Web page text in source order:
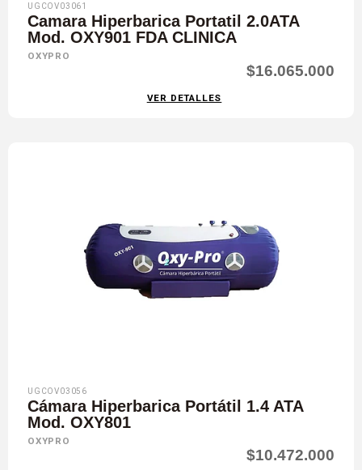
UGCOV03061
Camara Hiperbarica Portatil 2.0ATA
Mod. OXY901 FDA CLINICA
OXYPRO
$16.065.000
VER DETALLES
UGCOV03056
Cámara Hiperbarica Portátil 1.4 ATA
Mod. OXY801
OXYPRO
$10.472.000